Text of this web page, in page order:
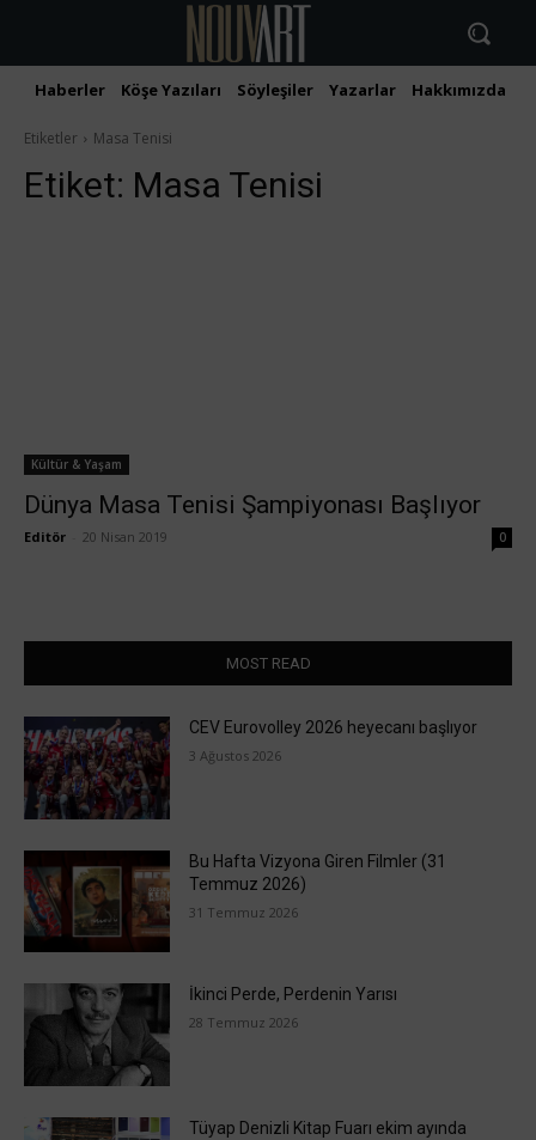
Haberler Köşe Yazıları Söyleşiler Yazarlar Hakkımızda
Etiketler Masa Tenisi
Etiket: Masa Tenisi
Kültür & Yaşam
Dünya Masa Tenisi Şampiyonası Başlıyor
Editör 20 Nisan 2019 0
MOST READ
CEV Eurovolley 2026 heyecanı başlıyor
3 Ağustos 2026
Bu Hafta Vizyona Giren Filmler (31
Temmuz 2026)
31 Temmuz 2026
İkinci Perde, Perdenin Yarısı
28 Temmuz 2026
Tüyap Denizli Kitap Fuarı ekim ayında